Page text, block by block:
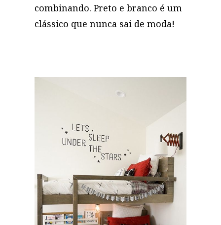
combinando. Preto e branco é um
clássico que nunca sai de moda!